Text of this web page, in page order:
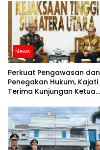
Profesi Jurnalis
News
Perkuat Pengawasan dan
Penegakan Hukum, Kajati
Terima Kunjungan Ketua